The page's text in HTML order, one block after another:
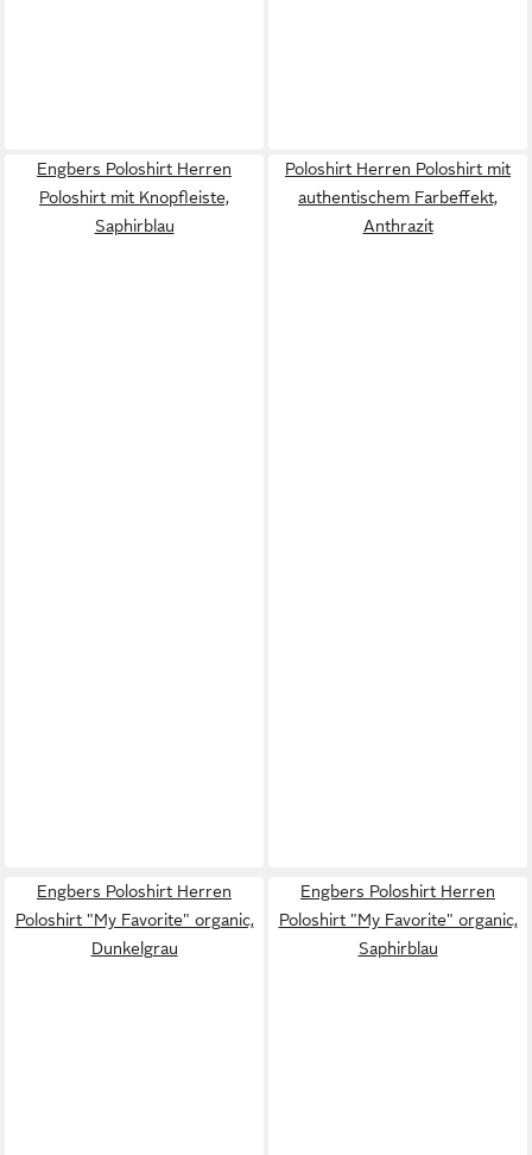
Engbers Poloshirt Herren
Poloshirt mit Knopfleiste,
Saphirblau
Poloshirt Herren Poloshirt mit
authentischem Farbeffekt,
Anthrazit
Engbers Poloshirt Herren
Poloshirt "My Favorite" organic,
Dunkelgrau
Engbers Poloshirt Herren
Poloshirt "My Favorite" organic,
Saphirblau